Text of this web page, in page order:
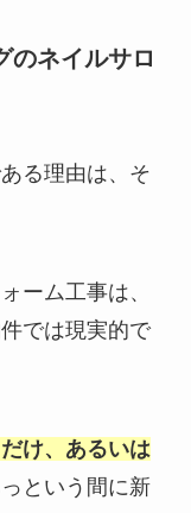
のネイルサロ
る理由は、そ
ーム工事は、
では現実的で
け、あるいは
という間に新